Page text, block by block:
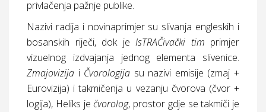
privlačenja pažnje publike.
Nazivi radija i novinaprimjer su slivanja engleskih i
bosanskih riječi, dok je IsTRAČivački tim primjer
vizuelnog izdvajanja jednog elementa slivenice.
Zmajovizija i Čvorologija su nazivi emisije (zmaj +
Eurovizija) i takmičenja u vezanju čvorova (čvor +
logija), Heliks ječvorolog, prostor gdje se takmiči je